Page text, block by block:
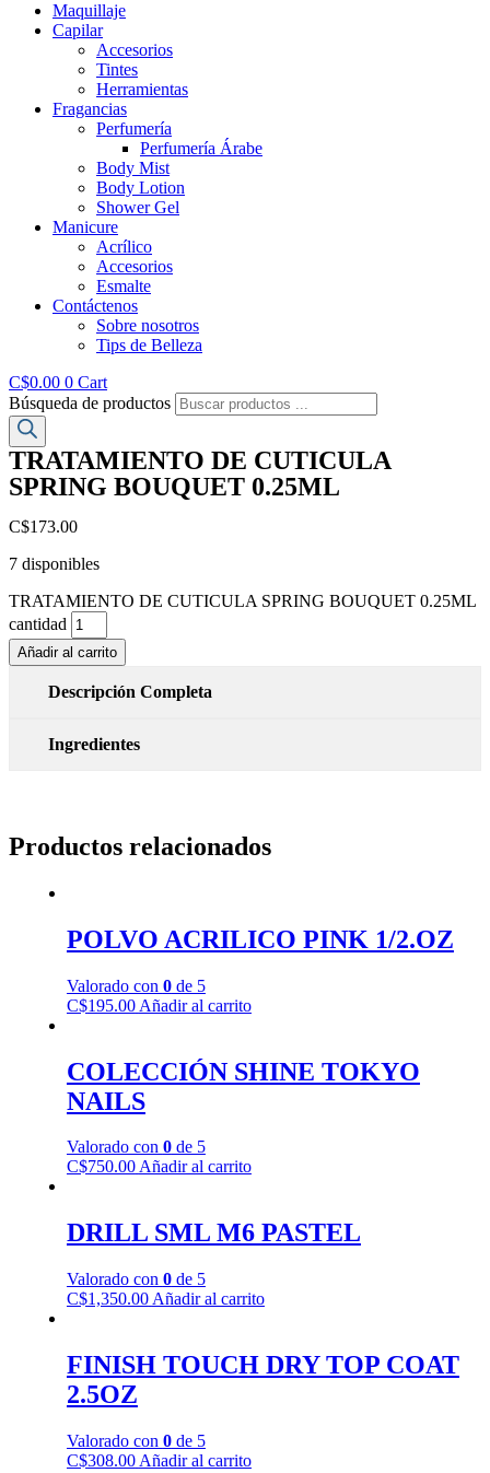
Maquillaje
Capilar
Accesorios
Tintes
Herramientas
Fragancias
Perfumería
Perfumería Árabe
Body Mist
Body Lotion
Shower Gel
Manicure
Acrílico
Accesorios
Esmalte
Contáctenos
Sobre nosotros
Tips de Belleza
C$0.00 0 Cart
Búsqueda de productos
TRATAMIENTO DE CUTICULA
SPRING BOUQUET 0.25ML
C$173.00
7 disponibles
TRATAMIENTO DE CUTICULA SPRING BOUQUET 0.25ML
cantidad
Añadir al carrito
Descripción Completa
Ingredientes
Productos relacionados
POLVO ACRILICO PINK 1/2.OZ
Valorado con 0de 5
C$195.00 Añadir al carrito
COLECCIÓN SHINE TOKYO
NAILS
Valorado con 0de 5
C$750.00Añadir al carrito
DRILL SML M6 PASTEL
Valorado con 0de 5
C$1,350.00 Añadir al carrito
FINISH TOUCH DRY TOP COAT
2.5OZ
Valorado con 0de 5
C$308.00 Añadir al carrito